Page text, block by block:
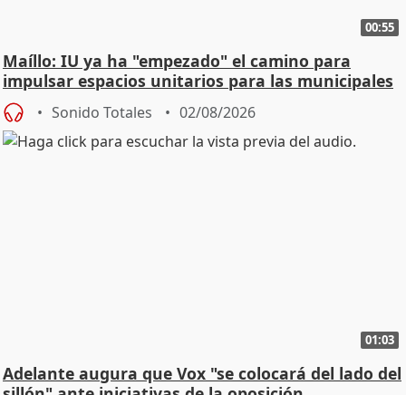
00:55
Maíllo: IU ya ha "empezado" el camino para
impulsar espacios unitarios para las municipales
Sonido Totales 02/08/2026
01:03
Adelante augura que Vox "se colocará del lado del